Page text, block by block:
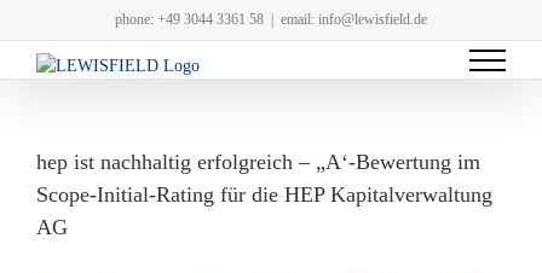
Inhalt
springen
phone: +49 3044 3361 58 email: info@lewisfield.de
hep ist nachhaltig erfolgreich – „A‘-Bewertung im
Scope-Initial-Rating für die HEP Kapitalverwaltung
AG